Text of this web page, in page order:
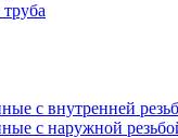
с внутренней
с наружной